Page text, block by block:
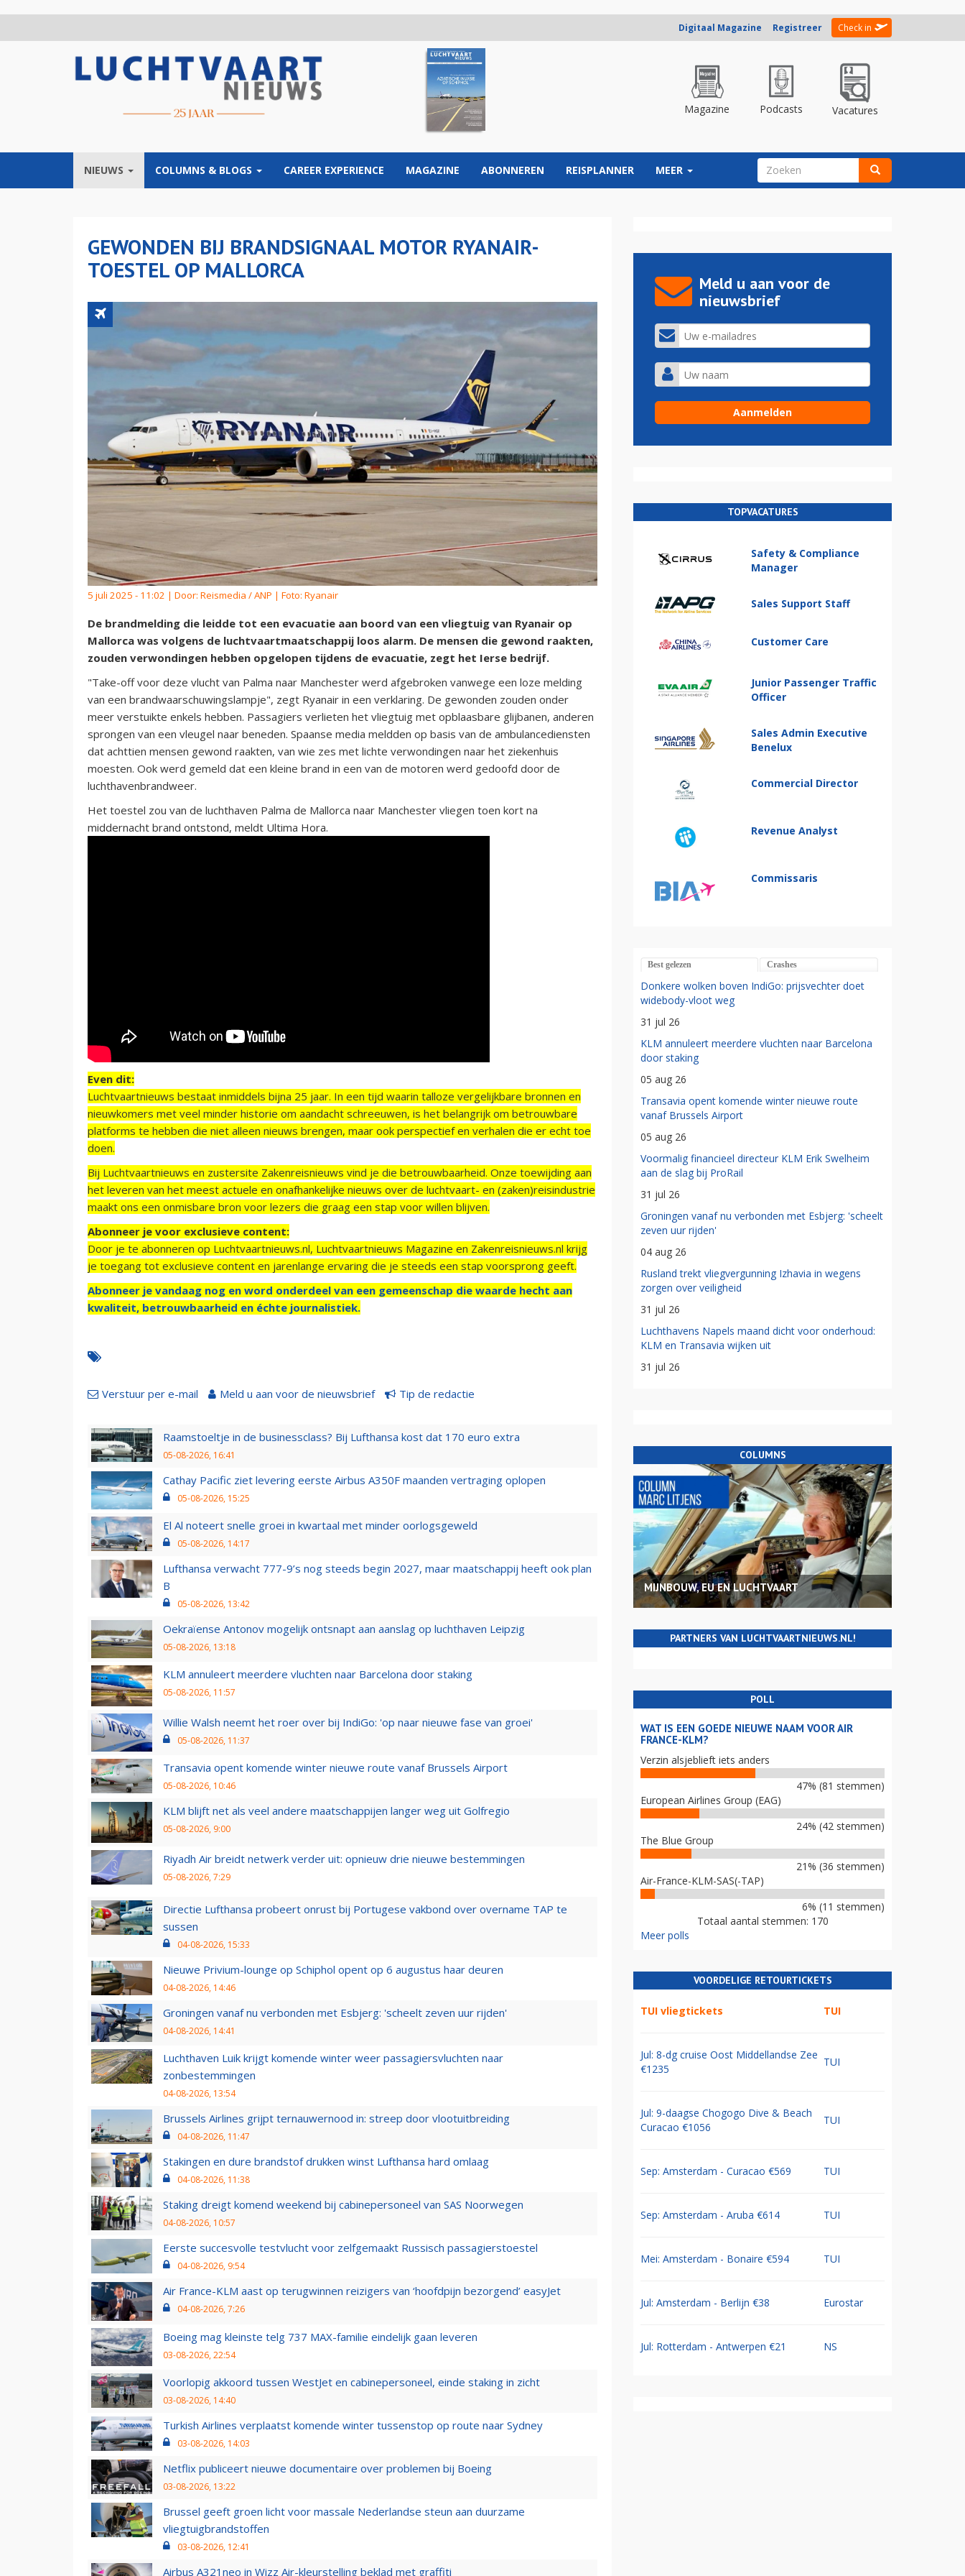
Digitaal Magazine Registreer Check in
Magazine Podcasts Vacatures
NIEUWS COLUMNS & BLOGS CAREER EXPERIENCE MAGAZINE ABONNEREN REISPLANNER MEER ZOEKVELD
GEWONDEN BIJ BRANDSIGNAAL MOTOR RYANAIR-
TOESTEL OP MALLORCA
5 juli 2025 - 11:02 | Door: Reismedia / ANP | Foto: Ryanair
De brandmelding die leidde tot een evacuatie aan boord van een vliegtuig van Ryanair op
Mallorca was volgens de luchtvaartmaatschappij loos alarm. De mensen die gewond raakten,
zouden verwondingen hebben opgelopen tijdens de evacuatie, zegt het Ierse bedrijf.
"Take-off voor deze vlucht van Palma naar Manchester werd afgebroken vanwege een loze melding
van een brandwaarschuwingslampje", zegt Ryanair in een verklaring. De gewonden zouden onder
meer verstuikte enkels hebben. Passagiers verlieten het vliegtuig met opblaasbare glijbanen, anderen
sprongen van een vleugel naar beneden. Spaanse media meldden op basis van de ambulancediensten
dat achttien mensen gewond raakten, van wie zes met lichte verwondingen naar het ziekenhuis
moesten. Ook werd gemeld dat een kleine brand in een van de motoren werd gedoofd door de
luchthavenbrandweer.
Het toestel zou van de luchthaven Palma de Mallorca naar Manchester vliegen toen kort na
middernacht brand ontstond, meldt Ultima Hora.
Even dit:
Luchtvaartnieuws bestaat inmiddels bijna 25 jaar. In een tijd waarin talloze vergelijkbare bronnen en
nieuwkomers met veel minder historie om aandacht schreeuwen, is het belangrijk om betrouwbare
platforms te hebben die niet alleen nieuws brengen, maar ook perspectief en verhalen die er echt toe
doen.
Bij Luchtvaartnieuws en zustersite Zakenreisnieuws vind je die betrouwbaarheid. Onze toewijding aan
het leveren van het meest actuele en onafhankelijke nieuws over de luchtvaart- en (zaken)reisindustrie
maakt ons een onmisbare bron voor lezers die graag een stap voor willen blijven.
Abonneer je voor exclusieve content:
Door je te abonneren op Luchtvaartnieuws.nl, Luchtvaartnieuws Magazine en Zakenreisnieuws.nl krijg
je toegang tot exclusieve content en jarenlange ervaring die je steeds een stap voorsprong geeft.
Abonneer je vandaag nog en word onderdeel van een gemeenschap die waarde hecht aan
kwaliteit, betrouwbaarheid en échte journalistiek.
Verstuur per e-mail Meld u aan voor de nieuwsbrief Tip de redactie
Raamstoeltje in de businessclass? Bij Lufthansa kost dat 170 euro extra
05-08-2026, 16:41
Cathay Pacific ziet levering eerste Airbus A350F maanden vertraging oplopen
05-08-2026, 15:25
El Al noteert snelle groei in kwartaal met minder oorlogsgeweld
05-08-2026, 14:17
Lufthansa verwacht 777-9’s nog steeds begin 2027, maar maatschappij heeft ook plan
B
05-08-2026, 13:42
Oekraïense Antonov mogelijk ontsnapt aan aanslag op luchthaven Leipzig
05-08-2026, 13:18
KLM annuleert meerdere vluchten naar Barcelona door staking
05-08-2026, 11:57
Willie Walsh neemt het roer over bij IndiGo: 'op naar nieuwe fase van groei'
05-08-2026, 11:37
Transavia opent komende winter nieuwe route vanaf Brussels Airport
05-08-2026, 10:46
KLM blijft net als veel andere maatschappijen langer weg uit Golfregio
05-08-2026, 9:00
Riyadh Air breidt netwerk verder uit: opnieuw drie nieuwe bestemmingen
05-08-2026, 7:29
Directie Lufthansa probeert onrust bij Portugese vakbond over overname TAP te
sussen
04-08-2026, 15:33
Nieuwe Privium-lounge op Schiphol opent op 6 augustus haar deuren
04-08-2026, 14:46
Groningen vanaf nu verbonden met Esbjerg: 'scheelt zeven uur rijden'
04-08-2026, 14:41
Luchthaven Luik krijgt komende winter weer passagiersvluchten naar
zonbestemmingen
04-08-2026, 13:54
Brussels Airlines grijpt ternauwernood in: streep door vlootuitbreiding
04-08-2026, 11:47
Stakingen en dure brandstof drukken winst Lufthansa hard omlaag
04-08-2026, 11:38
Staking dreigt komend weekend bij cabinepersoneel van SAS Noorwegen
04-08-2026, 10:57
Eerste succesvolle testvlucht voor zelfgemaakt Russisch passagierstoestel
04-08-2026, 9:54
Air France-KLM aast op terugwinnen reizigers van ‘hoofdpijn bezorgend’ easyJet
04-08-2026, 7:26
Boeing mag kleinste telg 737 MAX-familie eindelijk gaan leveren
03-08-2026, 22:54
Voorlopig akkoord tussen WestJet en cabinepersoneel, einde staking in zicht
03-08-2026, 14:40
Turkish Airlines verplaatst komende winter tussenstop op route naar Sydney
03-08-2026, 14:03
Netflix publiceert nieuwe documentaire over problemen bij Boeing
03-08-2026, 13:22
Brussel geeft groen licht voor massale Nederlandse steun aan duurzame
vliegtuigbrandstoffen
03-08-2026, 12:41
Airbus A321neo in Wizz Air-kleurstelling beklad met graffiti
Meld u aan voor de
nieuwsbrief
TOPVACATURES
Safety & Compliance
Manager
Sales Support Staff
Customer Care
Junior Passenger Traffic
Officer
Sales Admin Executive
Benelux
Commercial Director
Revenue Analyst
Commissaris
Best gelezen Crashes
Donkere wolken boven IndiGo: prijsvechter doet
widebody-vloot weg
31 jul 26
KLM annuleert meerdere vluchten naar Barcelona
door staking
05 aug 26
Transavia opent komende winter nieuwe route
vanaf Brussels Airport
05 aug 26
Voormalig financieel directeur KLM Erik Swelheim
aan de slag bij ProRail
31 jul 26
Groningen vanaf nu verbonden met Esbjerg: 'scheelt
zeven uur rijden'
04 aug 26
Rusland trekt vliegvergunning Izhavia in wegens
zorgen over veiligheid
31 jul 26
Luchthavens Napels maand dicht voor onderhoud:
KLM en Transavia wijken uit
31 jul 26
COLUMNS
MIJNBOUW, EU EN LUCHTVAART
PARTNERS VAN LUCHTVAARTNIEUWS.NL!
POLL
WAT IS EEN GOEDE NIEUWE NAAM VOOR AIR
FRANCE-KLM?
Verzin alsjeblieft iets anders
47% (81 stemmen)
European Airlines Group (EAG)
24% (42 stemmen)
The Blue Group
21% (36 stemmen)
Air-France-KLM-SAS(-TAP)
6% (11 stemmen)
Totaal aantal stemmen: 170
Meer polls
VOORDELIGE RETOURTICKETS
TUI vliegtickets TUI
Jul: 8-dg cruise Oost Middellandse Zee
€1235
TUI
Jul: 9-daagse Chogogo Dive & Beach
Curacao €1056
TUI
Sep: Amsterdam - Curacao €569 TUI
Sep: Amsterdam - Aruba €614 TUI
Mei: Amsterdam - Bonaire €594 TUI
Jul: Amsterdam - Berlijn €38 Eurostar
Jul: Rotterdam - Antwerpen €21 NS